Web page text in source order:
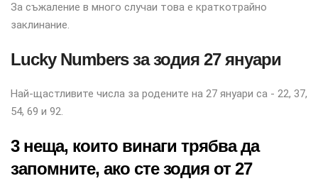
За съжаление в много случаи това е краткотрайно
заклинание.
Lucky Numbers за зодия 27 януари
Най-щастливите числа за родените на 27 януари са - 22, 37,
54, 69 и 92.
3 неща, които винаги трябва да
запомните, ако сте зодия от 27